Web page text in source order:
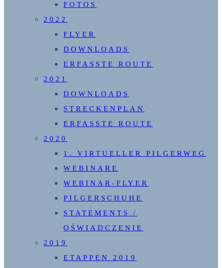
FOTOS
2022
FLYER
DOWNLOADS
ERFASSTE ROUTE
2021
DOWNLOADS
STRECKENPLAN
ERFASSTE ROUTE
2020
1. VIRTUELLER PILGERWEG
WEBINARE
WEBINAR-FLYER
PILGERSCHUHE
STATEMENTS /
OŚWIADCZENIE
2019
ETAPPEN 2019